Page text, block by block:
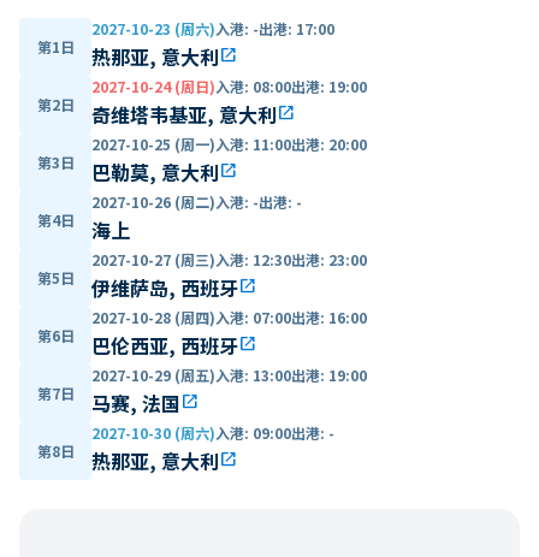
第1日
2027-10-23 (周六)入港: -出港: 17:00
热那亚, 意大利open_in_new
第2日
2027-10-24 (周日)入港: 08:00出港: 19:00
奇维塔韦基亚, 意大利open_in_new
第3日
2027-10-25 (周一)入港: 11:00出港: 20:00
巴勒莫, 意大利open_in_new
第4日
2027-10-26 (周二)入港: -出港: -
海上
第5日
2027-10-27 (周三)入港: 12:30出港: 23:00
伊维萨岛, 西班牙open_in_new
第6日
2027-10-28 (周四)入港: 07:00出港: 16:00
巴伦西亚, 西班牙open_in_new
第7日
2027-10-29 (周五)入港: 13:00出港: 19:00
马赛, 法国open_in_new
第8日
2027-10-30 (周六)入港: 09:00出港: -
热那亚, 意大利open_in_new